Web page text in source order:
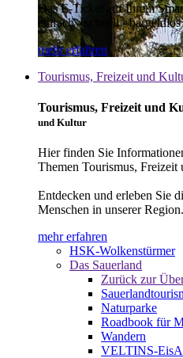
Das E-Ticket auf Ihrem
einfach - schnell - bargeldlos
mehr erfahren
Tourismus, Freizeit und
Tourismus, Freizeit und
und Kultur
Hier finden Sie
Themen Tourismus, Freizeit
Entdecken und erleben Sie
Menschen in unserer Region.
mehr erfahren
HSK-Wolkenstürmer
Das Sauerland
Zurück zur
Naturparke
Roadbook für
Wandern
VELTINS-